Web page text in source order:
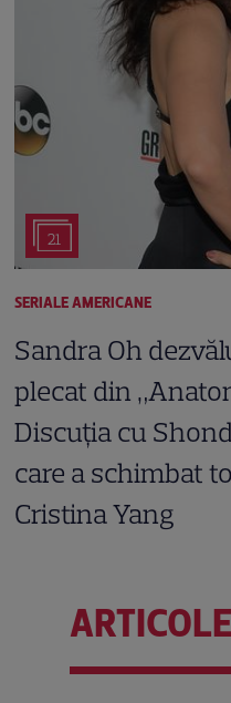
21
SERIALE AMERICANE
Sandra Oh
plecat din
Discuția cu
care a schimbat
Cristina Yang